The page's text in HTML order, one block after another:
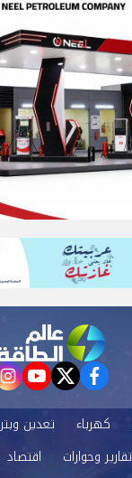
facebook
twitter
كهرباء
تعدين
تقارير وحوارات اقتصاد